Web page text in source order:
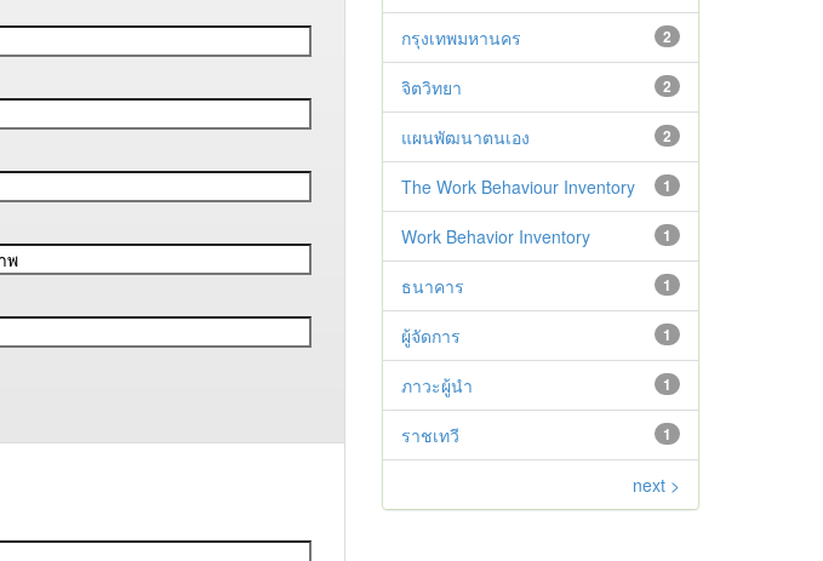
2
กรุงเทพมหานคร
2
จิตวิทยา
2
แผนพัฒนาตนเอง
1
The Work Behaviour Inventory
1
Work Behavior Inventory
1
ธนาคาร
1
ผู้จัดการ
1
ภาวะผู้นำ
1
ราชเทวี
next >